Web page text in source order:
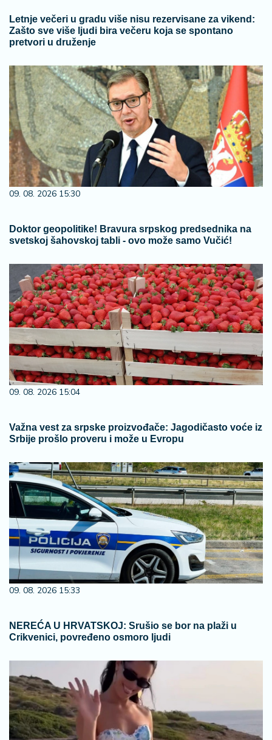
Letnje večeri u gradu više nisu rezervisane za vikend:
Zašto sve više ljudi bira večeru koja se spontano
pretvori u druženje
09. 08. 2026 15:30
Doktor geopolitike! Bravura srpskog predsednika na
svetskoj šahovskoj tabli - ovo može samo Vučić!
09. 08. 2026 15:04
Važna vest za srpske proizvođače: Jagodičasto voće iz
Srbije prošlo proveru i može u Evropu
09. 08. 2026 15:33
NEREĆA U HRVATSKOJ: Srušio se bor na plaži u
Crikvenici, povređeno osmoro ljudi